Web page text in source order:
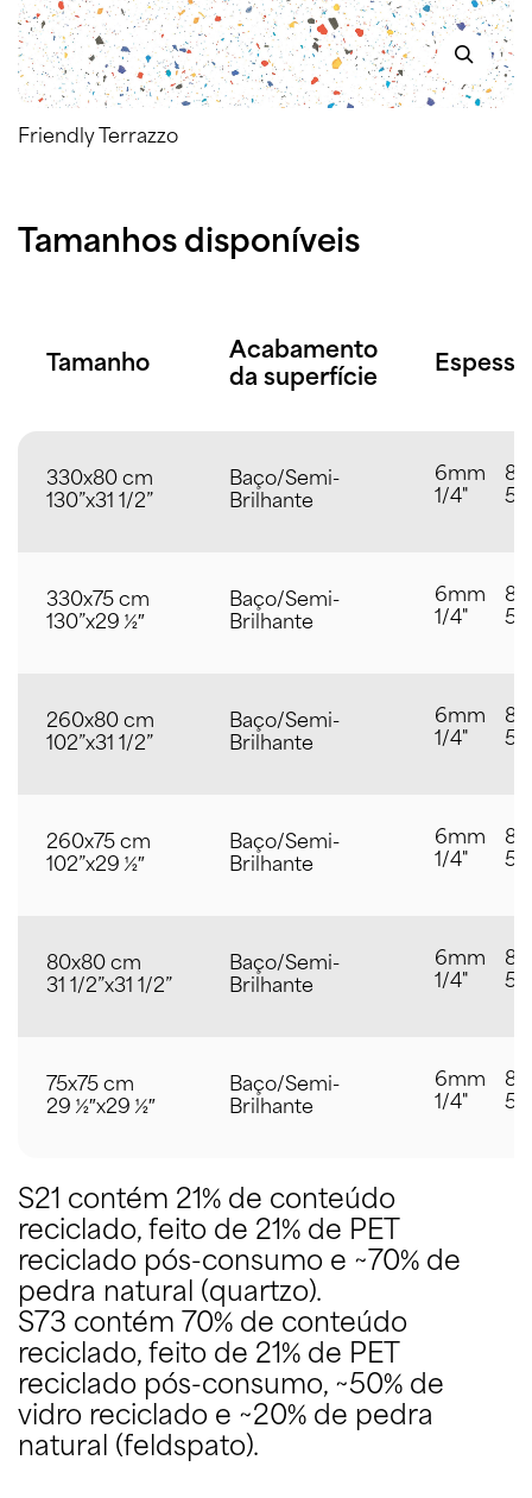
Friendly Terrazzo
Tamanhos disponíveis
Tamanho
Acabamento
da superfície
330x80 cm
130”x31 1/2”
Baço/Semi-
Brilhante
6mm
1/4"
5/
330x75 cm
130”x29 ½″
Baço/Semi-
Brilhante
6mm
1/4"
5/
260x80 cm
102”x31 1/2”
Baço/Semi-
Brilhante
6mm
1/4"
5/
260x75 cm
102”x29 ½″
Baço/Semi-
Brilhante
6mm
1/4"
5/
80x80 cm
31 1/2”x31 1/2”
Baço/Semi-
Brilhante
6mm
1/4"
5/
75x75 cm
29 ½″x29 ½″
Baço/Semi-
Brilhante
6mm
1/4"
5/
S21 contém 21% de conteúdo
reciclado, feito de 21% de PET
reciclado pós-consumo e ~70% de
pedra natural (quartzo).
S73 contém 70% de conteúdo
reciclado, feito de 21% de PET
reciclado pós-consumo, ~50% de
vidro reciclado e ~20% de pedra
natural (feldspato).